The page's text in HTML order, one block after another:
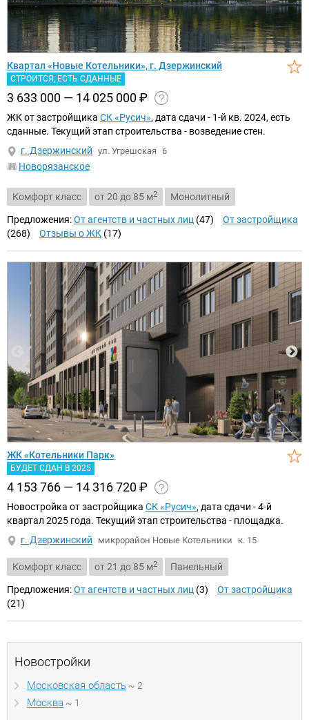
Квартал «Новые Котельники», г. Дзержинский
СТРОИТСЯ, ЕСТЬ СДАННЫЕ
3 633 000 — 14 025 000₽
ЖК от застройщика СК «Русич», дата сдачи - 1-й кв. 2024, есть
сданные. Текущий этап строительства - возведение стен.
г. Дзержинский ул. Угрешская 6
Новорязанское
Комфорт класс от 20 до 85 м2 Монолитный
Предложения:От агентств и частных лиц (47)
От застройщика
(268)
Отзывы о ЖК (17)
ЖК «Котельники Парк»
БУДЕТ СДАН В 2025
4 153 766 — 14 316 720₽
Новостройка от застройщика СК «Русич», дата сдачи - 4-й
квартал 2025 года. Текущий этап строительства - площадка.
г. Дзержинский
микрорайон Новые Котельники к. 15
Комфорт класс от 21 до 85 м2 Панельный
Предложения:От агентств и частных лиц (3)
От застройщика
(21)
Новостройки
Московская область ~ 2
Москва ~ 1